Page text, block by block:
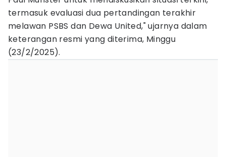
termasuk evaluasi dua pertandingan terakhir
melawan PSBS dan Dewa United," ujarnya dalam
keterangan resmi yang diterima, Minggu
(23/2/2025).